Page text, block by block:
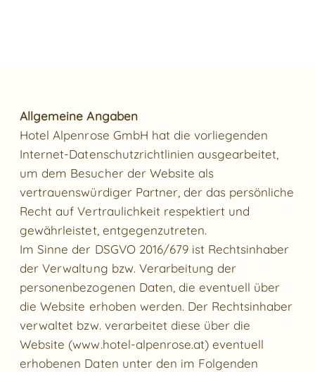
Allgemeine Angaben
Hotel Alpenrose GmbH hat die vorliegenden
Internet-Datenschutzrichtlinien ausgearbeitet,
um dem Besucher der Website als
vertrauenswürdiger Partner, der das persönliche
Recht auf Vertraulichkeit respektiert und
gewährleistet, entgegenzutreten.
Im Sinne der DSGVO 2016/679 ist Rechtsinhaber
der Verwaltung bzw. Verarbeitung der
personenbezogenen Daten, die eventuell über
die Website erhoben werden. Der Rechtsinhaber
verwaltet bzw. verarbeitet diese über die
Website (www.hotel-alpenrose.at) eventuell
erhobenen Daten unter den im Folgenden